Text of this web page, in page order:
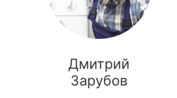
Дмитрий
Зарубов